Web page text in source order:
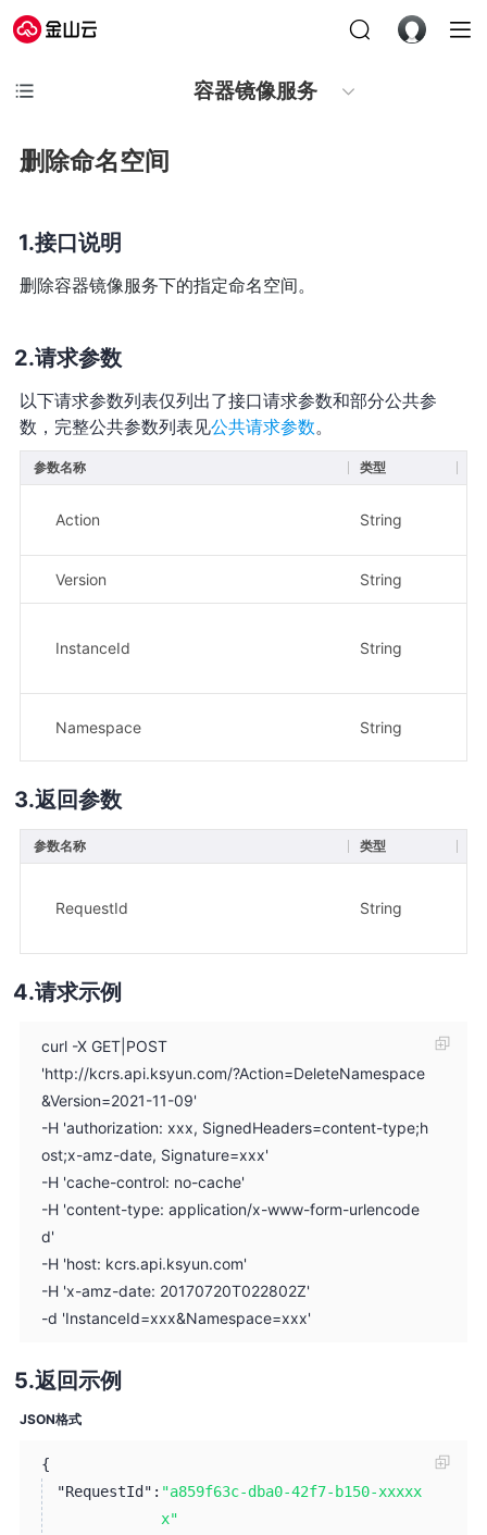
容器镜像服务
删除命名空间
接口说明
删除容器镜像服务下的指定命名空间。
请求参数
以下请求参数列表仅列出了接口请求参数和部分公共参
数，完整公共参数列表见公共请求参数。
参数名称 类型
Action String
Version String
InstanceId String
Namespace String
返回参数
参数名称 类型
RequestId String
请求示例
curl -X GET|POST
'http://kcrs.api.ksyun.com/?Action=DeleteNamespace
&Version=2021-11-09'
-H 'authorization: xxx, SignedHeaders=content-type;h
ost;x-amz-date, Signature=xxx'
-H 'cache-control: no-cache'
-H 'content-type: application/x-www-form-urlencode
d'
-H 'host: kcrs.api.ksyun.com'
-H 'x-amz-date: 20170720T022802Z'
-d 'InstanceId=xxx&Namespace=xxx'
返回示例
JSON格式
{
"RequestId": "a859f63c-dba0-42f7-b150-xxxxx
x"